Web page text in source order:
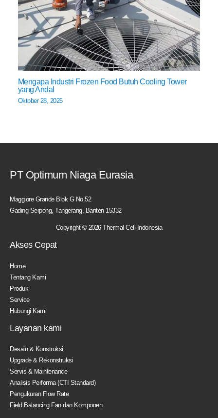
Mengapa Industri Frozen Food Butuh Cooling Tower
yang Andal
Oktober 28, 2025
PT Optimum Niaga Eurasia
Maggiore Grande Blok G No.52
Gading Serpong, Tangerang, Banten 15332
Copyright © 2026 Thermal Cell Indonesia
Akses Cepat
Home
Tentang Kami
Produk
Service
Hubungi Kami
Layanan kami
Desain & Konstruksi
Upgrade & Rekonstruksi
Servis & Maintenance
Analisis Performa (CTI Standard)
Pengukuran Flow Rate
Field Balancing Fan dan Komponen